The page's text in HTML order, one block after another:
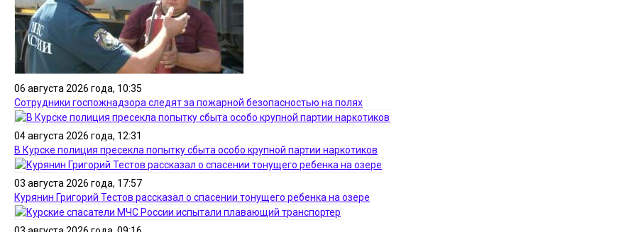
06 августа 2026 года, 10:35
Сотрудники госпожнадзора следят за пожарной безопасностью на полях
04 августа 2026 года, 12:31
В Курске полиция пресекла попытку сбыта особо крупной партии наркотиков
03 августа 2026 года, 17:57
Курянин Григорий Тестов рассказал о спасении тонущего ребенка на озере